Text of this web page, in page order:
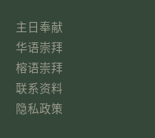
主日奉献​
华语崇拜
榕语崇拜
联系资料​
隐私政策